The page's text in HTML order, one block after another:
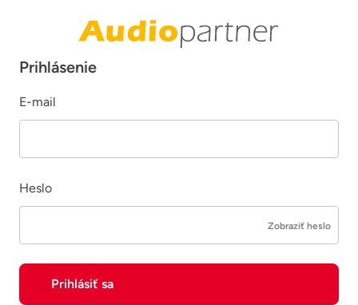
Prihlásenie
E-mail
Heslo
Zobraziť heslo